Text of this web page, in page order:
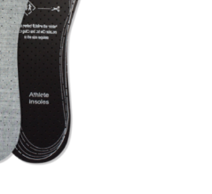
umożliwiające
wilgoci
zabezpiecza palce
stołu, krzesła itp.)